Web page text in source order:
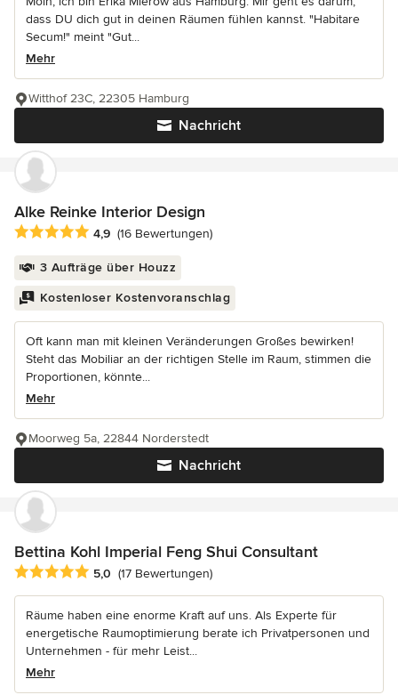
dass DU dich gut in deinen Räumen fühlen kannst. "Habitare
Secum!" meint "Gut...
Mehr
Nachricht
Witthof 23C, 22305 Hamburg
Alke Reinke Interior Design
Durchschnittliche Bewertung: 4.9 von 5 Sternen
4,9 (16 Bewertungen)
3 Aufträge über Houzz
Kostenloser Kostenvoranschlag
Oft kann man mit kleinen Veränderungen Großes bewirken!
Steht das Mobiliar an der richtigen Stelle im Raum, stimmen die
Proportionen, könnte...
Mehr
Nachricht
Moorweg 5a, 22844 Norderstedt
Bettina Kohl Imperial Feng Shui Consultant
Durchschnittliche Bewertung: 5 von 5 Sternen
5,0 (17 Bewertungen)
Räume haben eine enorme Kraft auf uns. Als Experte für
energetische Raumoptimierung berate ich Privatpersonen und
Unternehmen - für mehr Leist...
Mehr